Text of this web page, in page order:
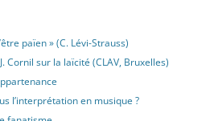
païen » (C. Lévi-Strauss)
Cornil sur la laïcité (CLAV, Bruxelles)
l’interprétation en musique ?